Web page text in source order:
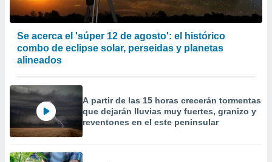
crear un
uso de
medir el
el
o a través
Se acerca el 'súper 12 de agosto': el histórico
combo de eclipse solar, perseidas y planetas
alineados
A partir de las 15 horas crecerán tormentas
que dejarán lluvias muy fuertes, granizo y
reventones en el este peninsular